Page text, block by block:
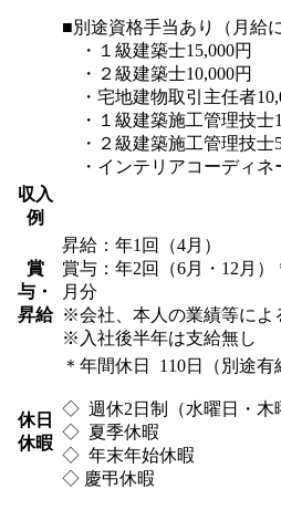
■別途資格手当あり（月給
・１級建築士15,000円
・２級建築士10,000円
・宅地建物取引主任者
・１級建築施工管理技士
・２級建築施工管理技士
・インテリアコーディネ
収入
例
賞
与・
昇給
昇給：年1回（4月）
賞与：年2回（6月・12月）
月分
※会社、本人の業績等によ
※入社後半年は支給無し
休日
休暇
＊年間休日 110日（別途有
◇ 週休2日制（水曜日・木
◇ 夏季休暇
◇ 年末年始休暇
◇ 慶弔休暇